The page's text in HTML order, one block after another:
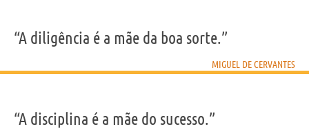
“A diligência é a mãe da boa sorte.”
MIGUEL DE CERVANTES
“A disciplina é a mãe do sucesso.”